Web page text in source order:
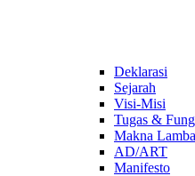
Deklarasi
Sejarah
Visi-Misi
Tugas &
Makna
AD/ART
Manifesto